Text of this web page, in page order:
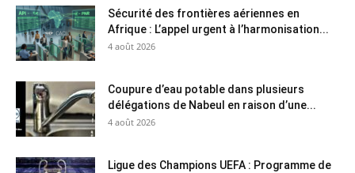
Sécurité des frontières aériennes en
Afrique : L’appel urgent à l’harmonisation...
4 août 2026
Coupure d’eau potable dans plusieurs
délégations de Nabeul en raison d’une...
4 août 2026
Ligue des Champions UEFA : Programme de